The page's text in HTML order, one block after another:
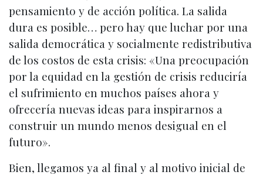
pensamiento y de acción política. La salida
dura es posible… pero hay que luchar por una
salida democrática y socialmente redistributiva
de los costos de esta crisis: «Una preocupación
por la equidad en la gestión de crisis reduciría
el sufrimiento en muchos países ahora y
ofrecería nuevas ideas para inspirarnos a
construir un mundo menos desigual en el
futuro».
Bien, llegamos ya al final y al motivo inicial de